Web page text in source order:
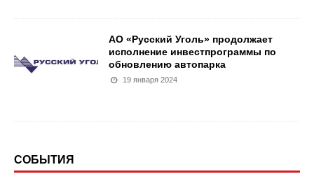
АО «Русский Уголь» продолжает
исполнение инвестпрограммы по
обновлению автопарка
19 января 2024
СОБЫТИЯ